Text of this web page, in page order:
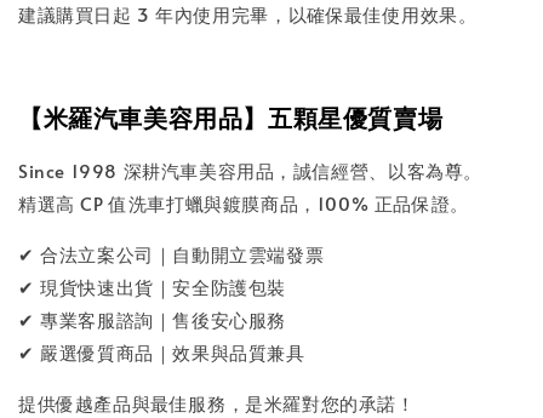
建議購買日起 3 年內使用完畢，以確保最佳使用效果。
【米羅汽車美容用品】五顆星優質賣場
Since 1998 深耕汽車美容用品，誠信經營、以客為尊。
精選高 CP 值洗車打蠟與鍍膜商品，100% 正品保證。
✔ 合法立案公司｜自動開立雲端發票
✔ 現貨快速出貨｜安全防護包裝
✔ 專業客服諮詢｜售後安心服務
✔ 嚴選優質商品｜效果與品質兼具
提供優越產品與最佳服務，是米羅對您的承諾！